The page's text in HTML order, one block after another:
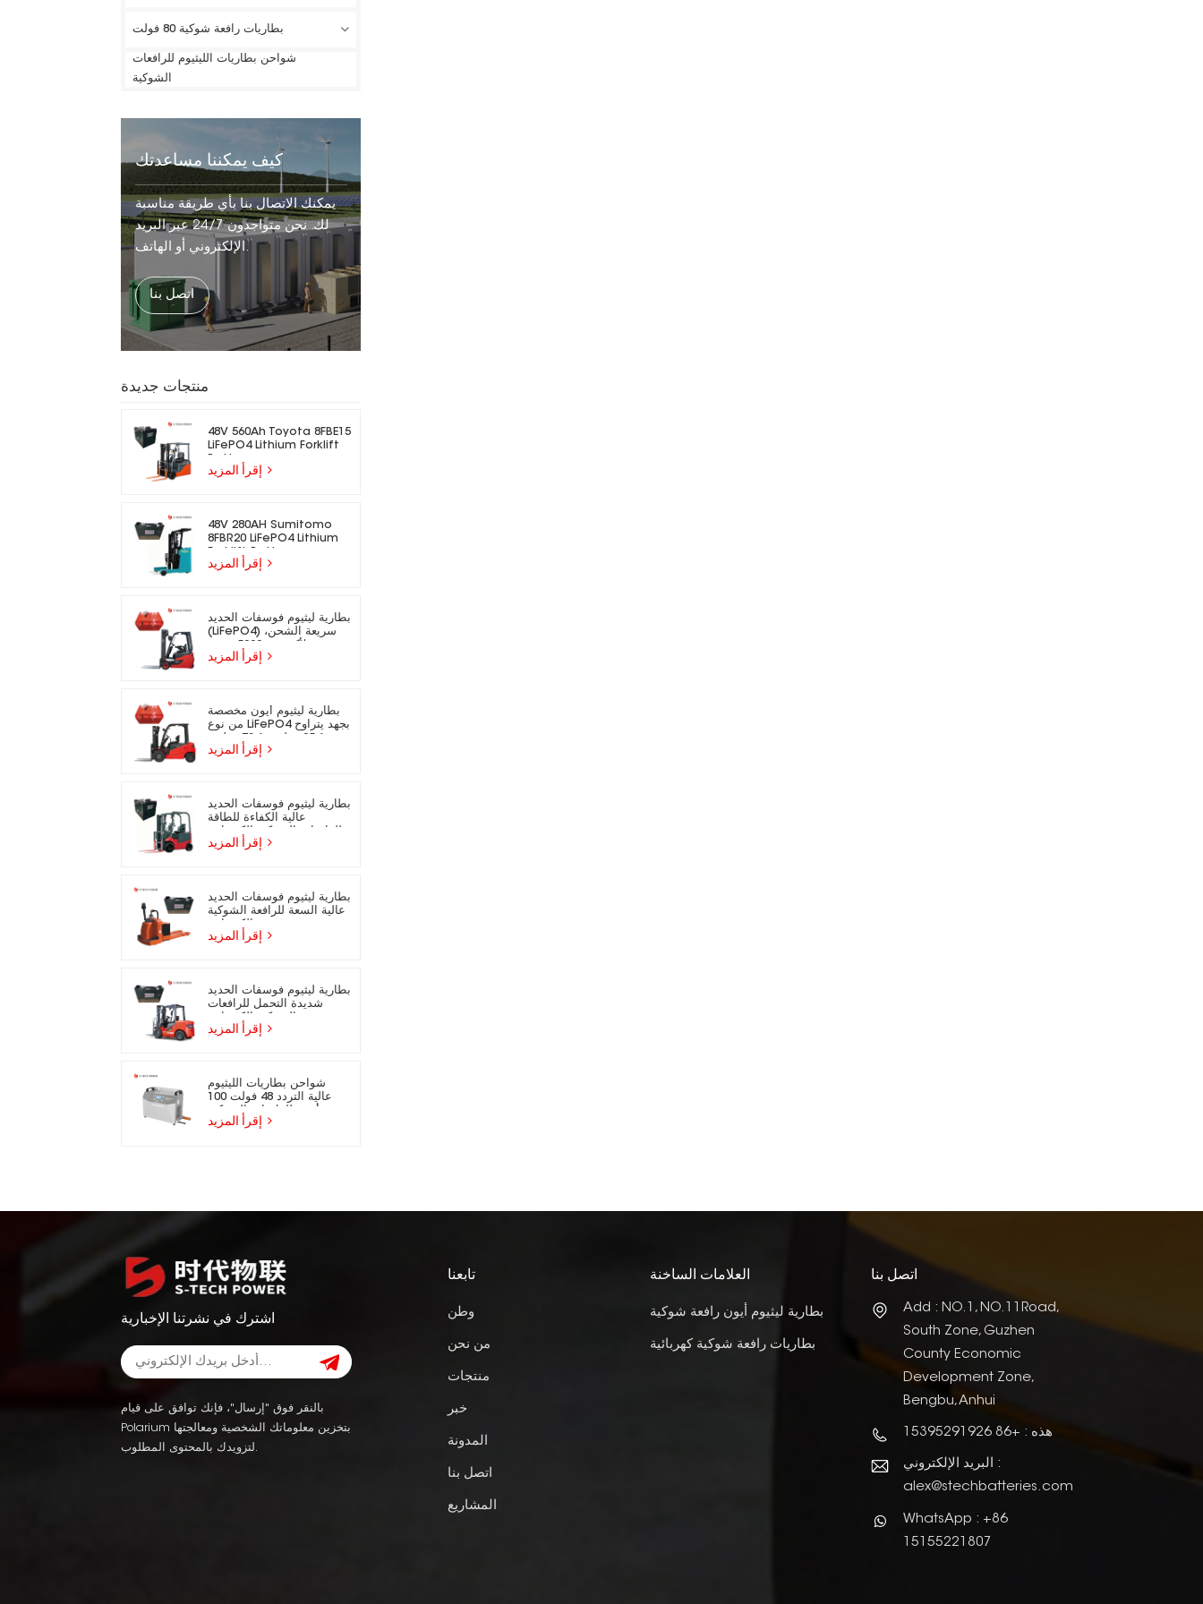
بطاريات رافعة شوكية 80 فولت
شواحن بطاريات الليثيوم للرافعات
الشوكية
كيف يمكننا مساعدتك
يمكنك الاتصال بنا بأي طريقة مناسبة
لك. نحن متواجدون 24/7 عبر البريد
الإلكتروني أو الهاتف.
اتصل بنا
منتجات جديدة
48V 560Ah Toyota 8FBE15
LiFePO4 Lithium Forklift
48V 280AH Sumitomo
8FBR20 LiFePO4 Lithium
بطارية ليثيوم فوسفات الحديد
(LiFePO4) سريعة الشحن،
مناسبة للرافعات الشوكية
بطارية ليثيوم أيون مخصصة
من نوع LiFePO4 بجهد يتراوح
مناسبة للرافعات الشوكية
بطارية ليثيوم فوسفات الحديد
عالية الكفاءة للطاقة
بطارية ليثيوم فوسفات الحديد
عالية السعة للرافعة الشوكية
بطارية ليثيوم فوسفات الحديد
شديدة التحمل للرافعات
شواحن بطاريات الليثيوم
عالية التردد 48 فولت 100
أمبير للرافعات الشوكية
اشترك في نشرتنا الإخبارية
بالنقر فوق "إرسال"، فإنك توافق على قيام
Polarium بتخزين معلوماتك الشخصية ومعالجتها
لتزويدك بالمحتوى المطلوب.
تابعنا
وطن
من نحن
منتجات
خبر
المدونة
اتصل بنا
المشاريع
العلامات الساخنة
بطارية ليثيوم أيون رافعة شوكية
بطاريات رافعة شوكية كهربائية
اتصل بنا
Add : NO.1, NO.11Road,
South Zone, Guzhen
County Economic
Development Zone,
Bengbu, Anhui
هذه : +86 15395291926
البريد الإلكتروني :
alex@stechbatteries.com
WhatsApp : +86
15155221807